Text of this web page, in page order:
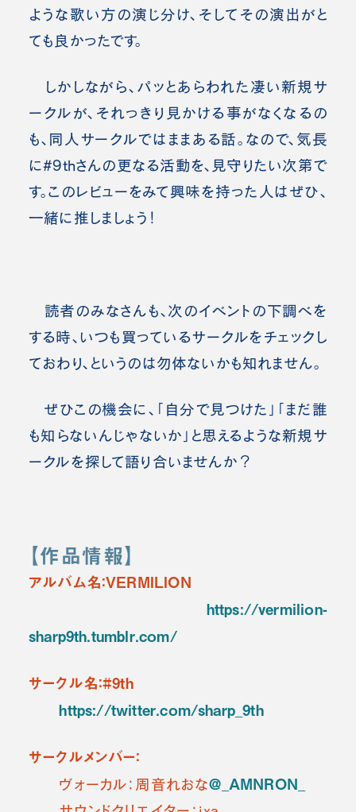
ような歌い方の演じ分け、そしてその演出がと
ても良かったです。
しかしながら、パッとあらわれた凄い新規サ
ークルが、それっきり見かける事がなくなるの
も、同人サークルではままある話。なので、気長
に#9thさんの更なる活動を、見守りたい次第で
す。このレビューをみて興味を持った人はぜひ、
一緒に推しましょう！
読者のみなさんも、次のイベントの下調べを
する時、いつも買っているサークルをチェックし
ておわり、というのは勿体ないかも知れません。
ぜひこの機会に、「自分で見つけた」「まだ誰
も知らないんじゃないか」と思えるような新規サ
ークルを探して語り合いませんか？
【作品情報】
アルバム名：VERMILION
https://vermilion-
sharp9th.tumblr.com/
サークル名：#9th
https://twitter.com/sharp_9th
サークルメンバー：
ヴォーカル：周音れおな@_AMNRON_